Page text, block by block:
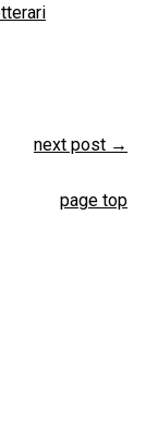
next post →
page top